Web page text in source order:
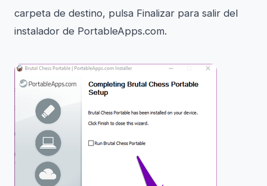
carpeta de destino, pulsa Finalizar para salir del
instalador de PortableApps.com.